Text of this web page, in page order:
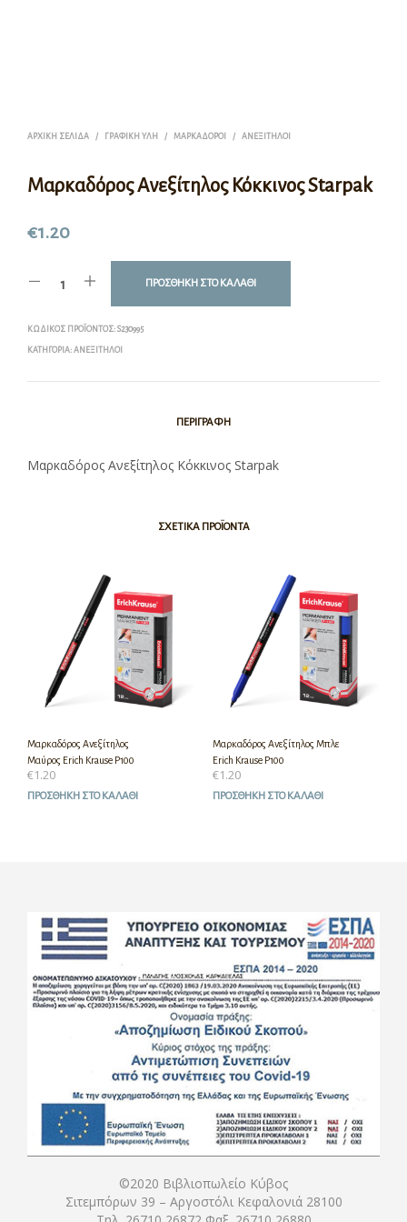
ΑΡΧΙΚΉ ΣΕΛΊΔΑ / ΓΡΑΦΙΚΉ ΎΛΗ / ΜΑΡΚΑΔΌΡΟΙ / ΑΝΕΞΊΤΗΛΟΙ
Μαρκαδόρος Ανεξίτηλος Κόκκινος Starpak
€1.20
ΠΡΟΣΘΉΚΗ ΣΤΟ ΚΑΛΆΘΙ
ΚΩΔΙΚΌΣ ΠΡΟΪΌΝΤΟΣ: S230995
ΚΑΤΗΓΟΡΊΑ: ΑΝΕΞΊΤΗΛΟΙ
ΠΕΡΙΓΡΑΦΉ
Μαρκαδόρος Ανεξίτηλος Κόκκινος Starpak
ΣΧΕΤΙΚΆ ΠΡΟΪΌΝΤΑ
Μαρκαδόρος Ανεξίτηλος
Μαύρος Erich Krause P100
€1.20
ΠΡΟΣΘΉΚΗ ΣΤΟ ΚΑΛΆΘΙ
Μαρκαδόρος Ανεξίτηλος Μπλε
Erich Krause P100
€1.20
ΠΡΟΣΘΉΚΗ ΣΤΟ ΚΑΛΆΘΙ
©2020 Βιβλιοπωλείο Κύβος
Σιτεμπόρων 39 – Αργοστόλι Κεφαλονιά 28100